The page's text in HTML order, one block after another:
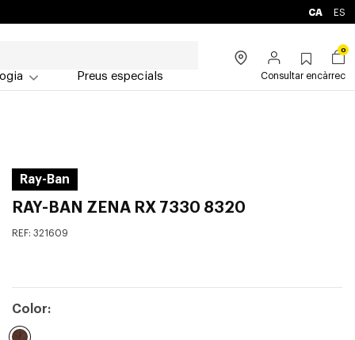
CA ES
Preus especials
0
Consultar encàrrec
Ray-Ban
RAY-BAN ZENA RX 7330 8320
REF: 321609
Color: